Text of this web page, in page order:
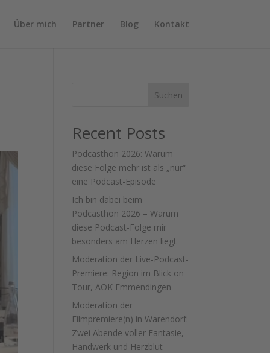
Über mich Partner Blog Kontakt
Suchen
Recent Posts
Podcasthon 2026: Warum
diese Folge mehr ist als „nur“
eine Podcast-Episode
Ich bin dabei beim
Podcasthon 2026 – Warum
diese Podcast-Folge mir
besonders am Herzen liegt
Moderation der Live-Podcast-
Premiere: Region im Blick on
Tour, AOK Emmendingen
Moderation der
Filmpremiere(n) in Warendorf:
Zwei Abende voller Fantasie,
Handwerk und Herzblut